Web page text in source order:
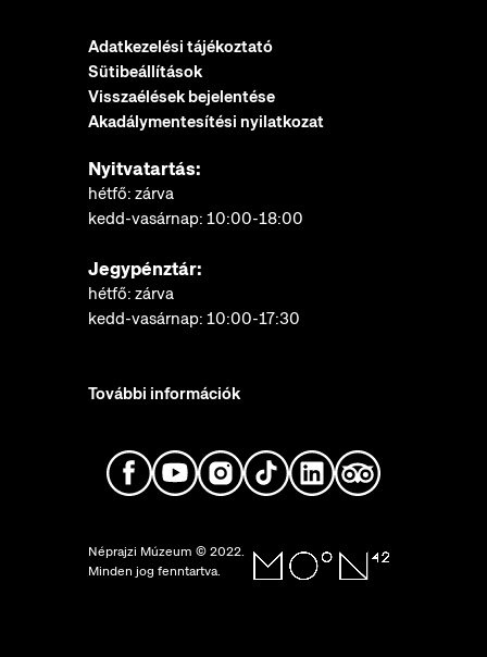
Adatkezelési tájékoztató
Sütibeállítások
Visszaélések bejelentése
Akadálymentesítési nyilatkozat
Nyitvatartás:
hétfő: zárva
kedd-vasárnap: 10:00-18:00
Jegypénztár:
hétfő: zárva
kedd-vasárnap: 10:00-17:30
További információk
Néprajzi Múzeum © 2022.
Minden jog fenntartva.